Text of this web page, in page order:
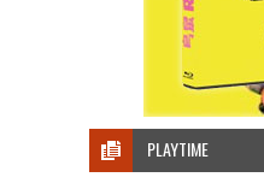
PLAYTIME